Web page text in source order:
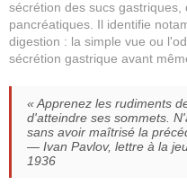
sécrétion des sucs
pancréatiques. Il identifie
digestion : la simple vue ou
sécrétion gastrique avant
« Apprenez les rudiments
d'atteindre ses sommets.
sans avoir maîtrisé la
— Ivan Pavlov, lettre à la
1936